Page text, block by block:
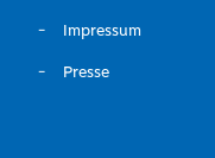
Impressum
Presse